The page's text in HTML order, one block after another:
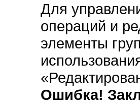
Для
операций и
элементы
Ошибка!